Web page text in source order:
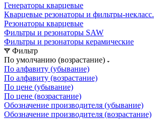
Генераторы кварцевые
Кварцевые резонаторы и фильтры-некласс.
Резонаторы кварцевые
Фильтры и резонаторы SAW
Фильтры и резонаторы керамические
Фильтр
По умолчанию (возрастание)
По алфавиту (убывание)
По алфавиту (возрастание)
По цене (убывание)
По цене (возрастание)
Обозначение производителя (убывание)
Обозначение производителя (возрастание)